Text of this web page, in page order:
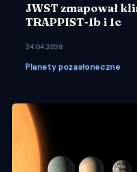
JWST zmapował
TRAPPIST-1b i 1c
24.04.2026
Planety pozasłoneczne